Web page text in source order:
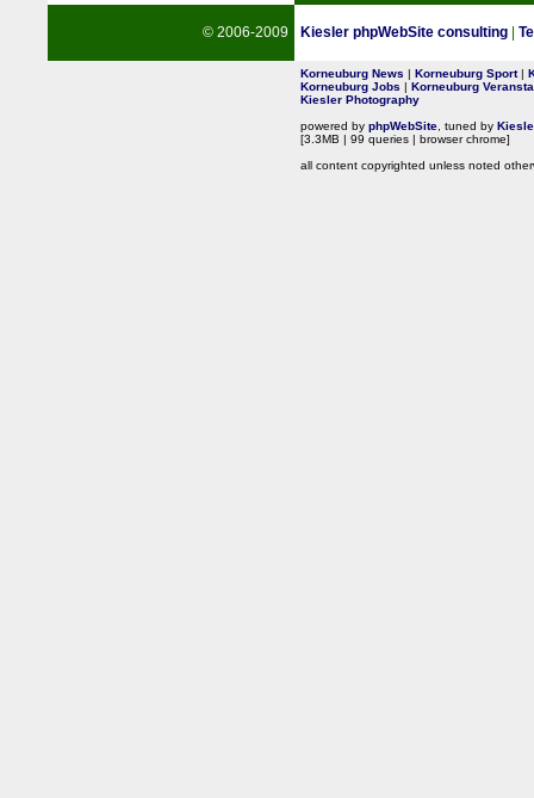
© 2006-2009 Kiesler phpWebSite consulting
Korneuburg News | Korneuburg Sport|
Korneuburg Jobs | Korneuburg
Kiesler Photography
powered by phpWebSite , tuned by
[3.3MB | 99 queries | browser chrome]
all content copyrighted unless noted